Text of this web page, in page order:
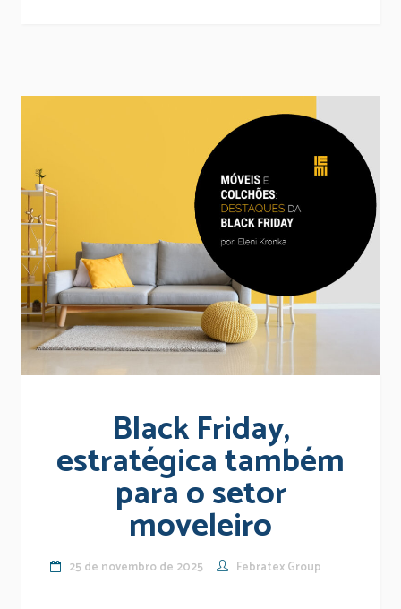
Black Friday,
estratégica também
para o setor
moveleiro
25 de novembro de 2025 Febratex Group